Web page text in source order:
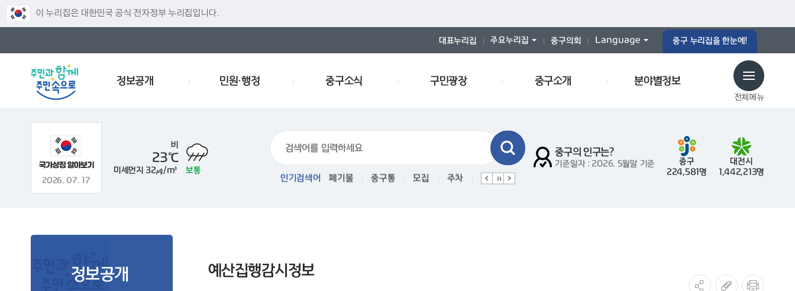
이 누리집은 대한민국 공식 전자정부 누리집입니다.
대표누리집 주요누리집 중구의회 Language 중구 누리집을 한눈에!
전체메뉴
정보공개 민원·행정 중구소식 구민광장 중구소개 분야별정보
2026. 07. 17
비
23℃
미세먼지 32㎍/m³ 보통
중구의 인구는?
기준일자 : 2026. 5월말 기준
중구
224,581명
대전시
1,442,213명
인기검색어
인사 경로당 폐기물스티커 폐기물 중구통 모집 주차 인사 효문화 폐기물스티커 폐기물
정보공개 예산집행감시정보